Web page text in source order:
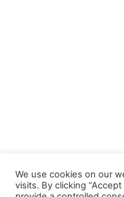
We use cookies on our
visits. By clicking